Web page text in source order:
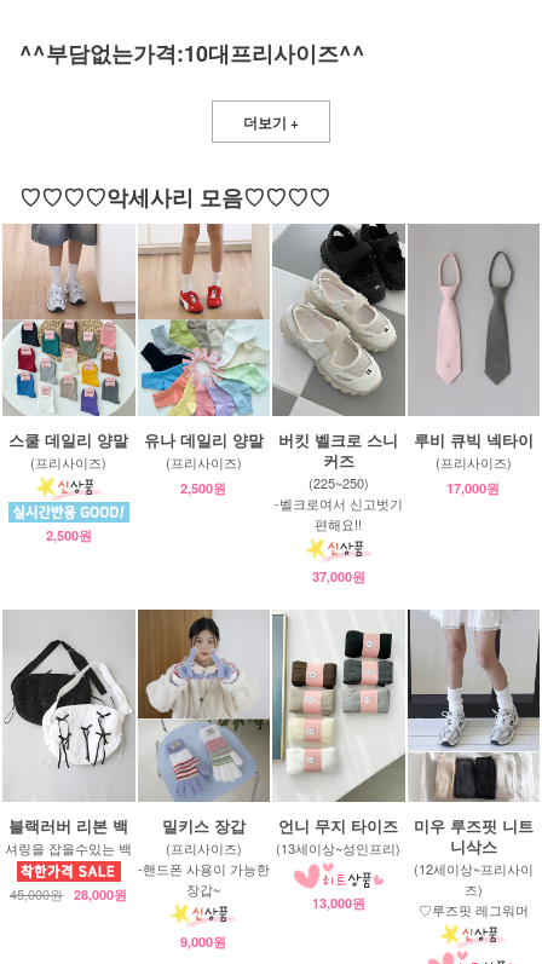
^^부담없는가격:10대프리사이즈^^
더보기 +
♡♡♡♡악세사리 모음♡♡♡♡
스쿨 데일리 양말
(프리사이즈)
2,500원
유나 데일리 양말
(프리사이즈)
2,500원
버킷 벨크로 스니
커즈
(225~250)
-벨크로여서 신고벗기
편해요!!
37,000원
루비 큐빅 넥타이
(프리사이즈)
17,000원
블랙러버 리본 백
셔링을 잡을수있는 백
45,000원 28,000원
밀키스 장갑
(프리사이즈)
-핸드폰 사용이 가능한
장갑~
9,000원
언니 무지 타이즈
(13세이상~성인프리)
13,000원
미우 루즈핏 니트
니삭스
(12세이상~프리사이
즈)
♡루즈핏 레그워머